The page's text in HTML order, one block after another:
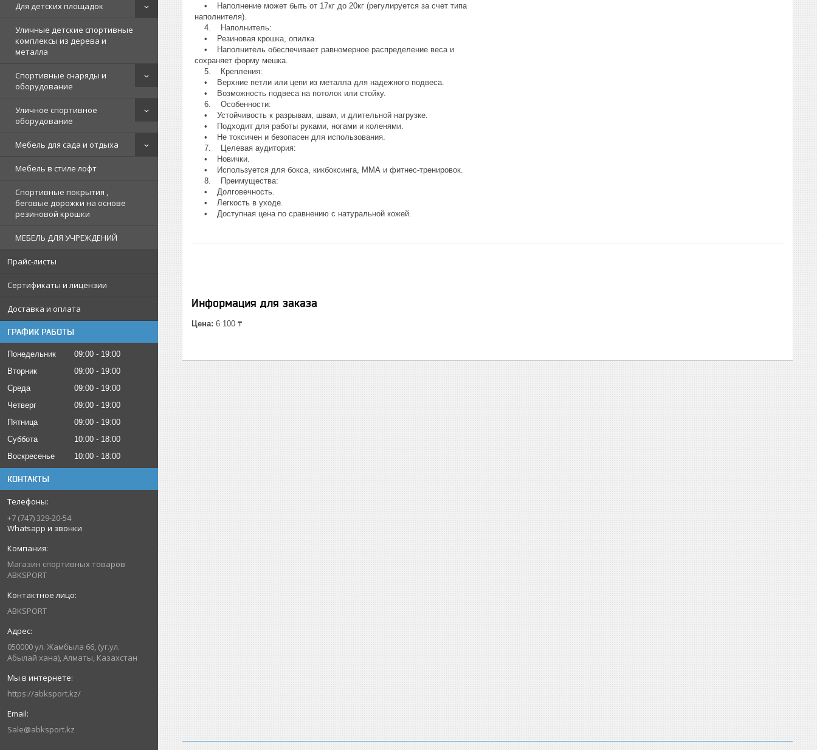
Для детских площадок
Уличные детские спортивные
комплексы из дерева и
металла
Спортивные снаряды и
оборудование
Уличное спортивное
оборудование
Мебель для сада и отдыха
Мебель в стиле лофт
Спортивные покрытия ,
беговые дорожки на основе
резиновой крошки
МЕБЕЛЬ ДЛЯ УЧРЕЖДЕНИЙ
Прайс-листы
Сертификаты и лицензии
Доставка и оплата
ГРАФИК РАБОТЫ
Понедельник 09:00
19:00
Вторник
09:00
19:00
Среда
09:00
19:00
Четверг
09:00
19:00
Пятница
09:00
19:00
Суббота
10:00
18:00
Воскресенье
10:00 18:00
КОНТАКТЫ
+7 (747) 329-20-54
Whatsapp и звонки
Магазин спортивных товаров
ABKSPORT
ABKSPORT
050000 ул. Жамбыла 66, (уг.ул.
Абылай хана), Алматы, Казахстан
https://abksport.kz/
Sale@abksport.kz
• Наполнение может быть от 17кг до 20кг (регулируется за счет типа
наполнителя).
4. Наполнитель:
• Резиновая крошка, опилка.
• Наполнитель обеспечивает равномерное распределение веса и
сохраняет форму мешка.
5. Крепления:
• Верхние петли или цепи из металла для надежного подвеса.
• Возможность подвеса на потолок или стойку.
6. Особенности:
• Устойчивость к разрывам, швам, и длительной нагрузке.
• Подходит для работы руками, ногами и коленями.
• Не токсичен и безопасен для использования.
7. Целевая аудитория:
• Новички.
• Используется для бокса, кикбоксинга, ММА и фитнес-тренировок.
8. Преимущества:
• Долговечность.
• Легкость в уходе.
• Доступная цена по сравнению с натуральной кожей.
Информация для заказа
Цена: 6 100 ₸